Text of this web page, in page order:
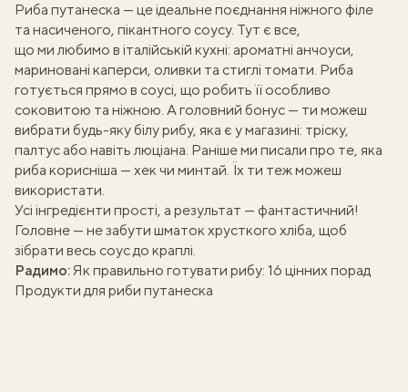
Риба путанеска — це ідеальне поєднання ніжного філе
та насиченого, пікантного соусу. Тут є все,
що ми любимо в італійській кухні: ароматні анчоуси,
мариновані каперси, оливки та стиглі томати. Риба
готується прямо в соусі, що робить її особливо
соковитою та ніжною. А головний бонус — ти можеш
вибрати будь-яку білу рибу, яка є у магазині: тріску,
палтус або навіть люціана. Раніше ми писали про те, яка
риба корисніша — хек чи минтай. Їх ти теж можеш
використати.
Усі інгредієнти прості, а результат — фантастичний!
Головне — не забути шматок хрусткого хліба, щоб
зібрати весь соус до краплі.
Радимо:Як правильно готувати рибу: 16 цінних порад
Продукти для риби путанеска